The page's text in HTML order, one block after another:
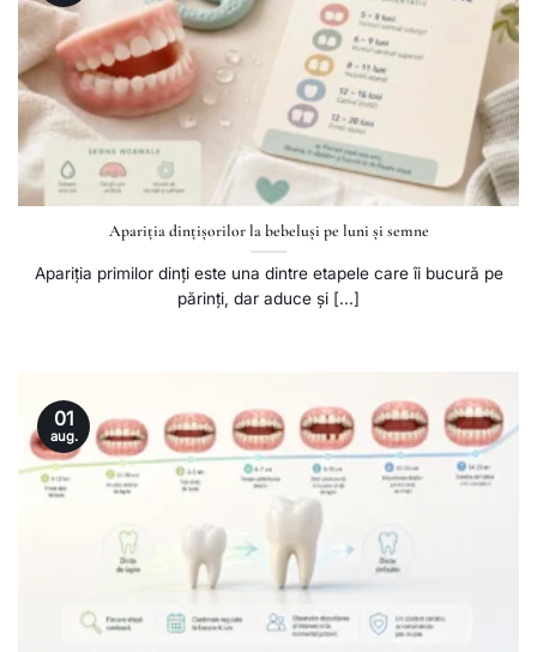
Apariția dințișorilor la bebeluși pe luni și semne
Apariția primilor dinți este una dintre etapele care îi bucură pe
părinți, dar aduce și [...]
01
aug.